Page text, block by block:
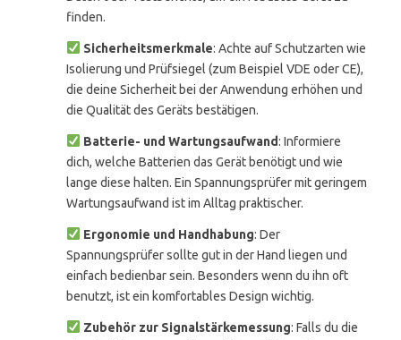
finden.
Sicherheitsmerkmale: Achte auf Schutzarten wie
Isolierung und Prüfsiegel (zum Beispiel VDE oder CE),
die deine Sicherheit bei der Anwendung erhöhen und
die Qualität des Geräts bestätigen.
Batterie- und Wartungsaufwand: Informiere
dich, welche Batterien das Gerät benötigt und wie
lange diese halten. Ein Spannungsprüfer mit geringem
Wartungsaufwand ist im Alltag praktischer.
Ergonomie und Handhabung: Der
Spannungsprüfer sollte gut in der Hand liegen und
einfach bedienbar sein. Besonders wenn du ihn oft
benutzt, ist ein komfortables Design wichtig.
Zubehör zur Signalstärkemessung: Falls du die